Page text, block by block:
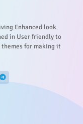
Enhanced look
in User friendly to
themes for making it